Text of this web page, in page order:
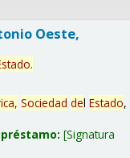
Oeste,
.
Sociedad del Estado,
Signatura